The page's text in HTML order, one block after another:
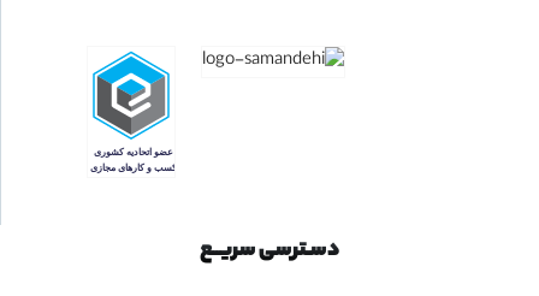
دسـترسی سریــع